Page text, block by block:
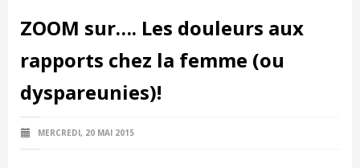
ZOOM sur…. Les douleurs aux
rapports chez la femme (ou
dyspareunies)!
MERCREDI, 20 MAI 2015